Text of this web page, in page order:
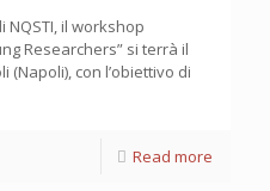
NQSTI, il workshop
Researchers” si terrà il
(Napoli), con l’obiettivo di
Read more